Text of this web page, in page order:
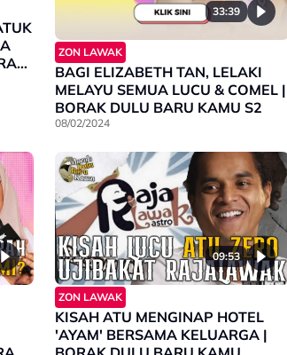
33:39
ZON LAWAK
BAGI ELIZABETH TAN, LELAKI
MELAYU SEMUA LUCU & COMEL |
BORAK DULU BARU KAMU S2
08/02/2024
09:53
ZON LAWAK
KISAH ATU MENGINAP HOTEL
'AYAM' BERSAMA KELUARGA |